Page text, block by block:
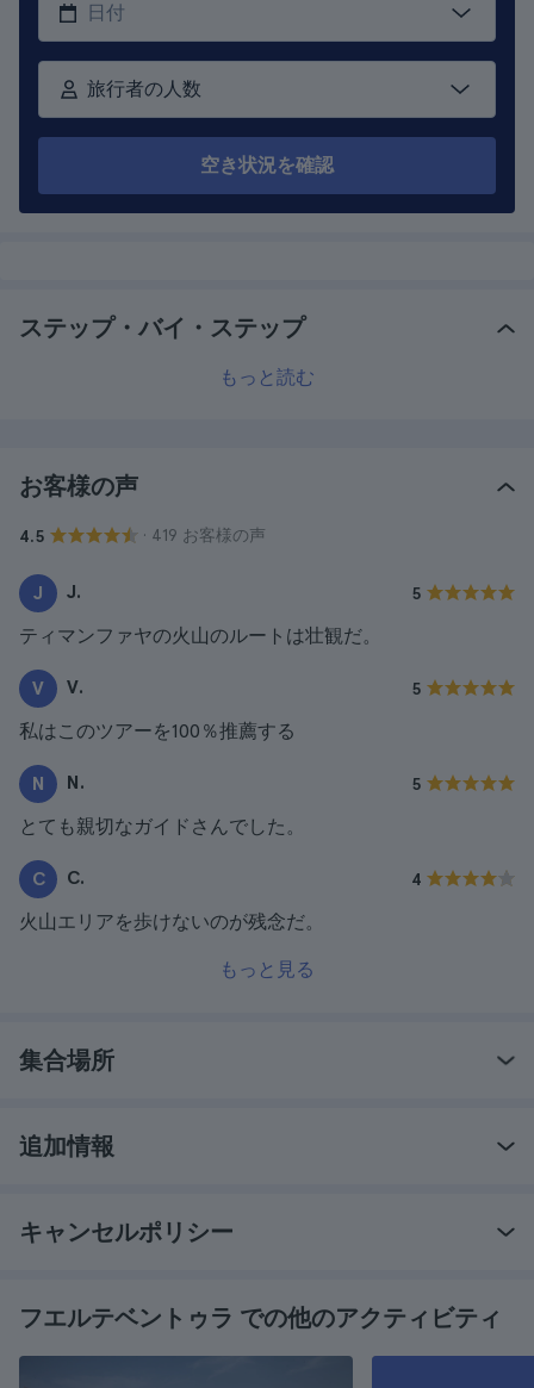
旅行者の人数
空き状況を確認
ステップ・バイ・ステップ
もっと読む
お客様の声
4.5 · 419 お客様の声
J J. 5
ティマンファヤの火山のルートは壮観だ。
V V. 5
私はこのツアーを100％推薦する
N N. 5
とても親切なガイドさんでした。
C C. 4
火山エリアを歩けないのが残念だ。
もっと見る
集合場所
追加情報
キャンセルポリシー
フエルテベントゥラ での他のアクティビティ